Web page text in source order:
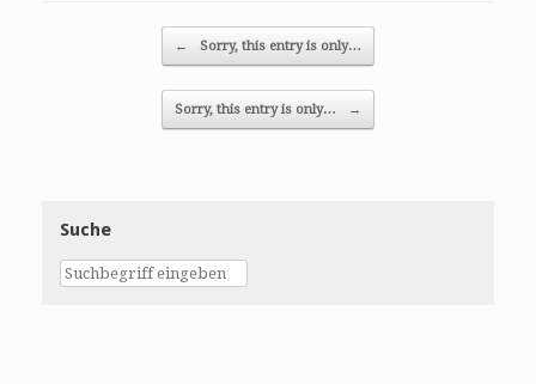
← Sorry, this entry is only…
Sorry, this entry is only… →
Suche